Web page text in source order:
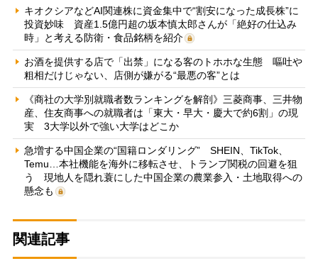
キオクシアなどAI関連株に資金集中で“割安になった成長株”に
投資妙味 資産1.5億円超の坂本慎太郎さんが「絶好の仕込み
時」と考える防衛・食品銘柄を紹介
お酒を提供する店で「出禁」になる客のトホホな生態 嘔吐や
粗相だけじゃない、店側が嫌がる“最悪の客”とは
《商社の大学別就職者数ランキングを解剖》三菱商事、三井物
産、住友商事への就職者は「東大・早大・慶大で約6割」の現
実 3大学以外で強い大学はどこか
急増する中国企業の“国籍ロンダリング” SHEIN、TikTok、
Temu…本社機能を海外に移転させ、トランプ関税の回避を狙
う 現地人を隠れ蓑にした中国企業の農業参入・土地取得への
懸念も
関連記事